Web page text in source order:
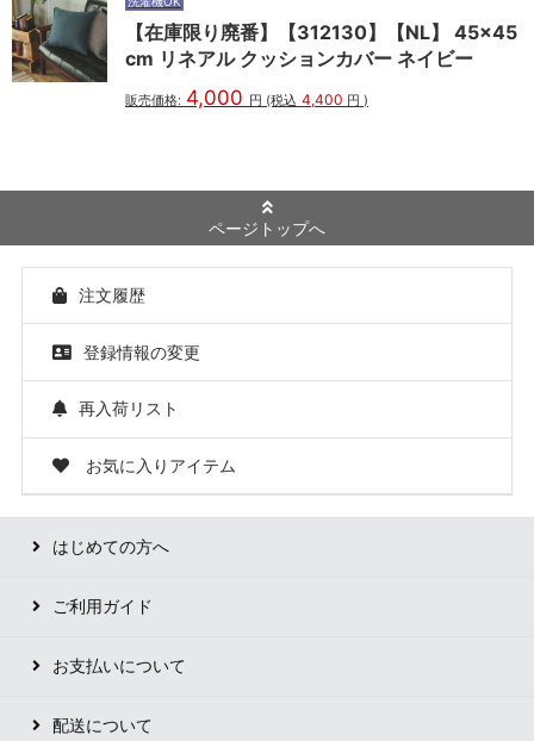
【在庫限り廃番】【312130】【NL】 45×45
cm リネアル クッションカバー ネイビー
販売価格: 4,000 円 (税込 4,400 円 )
ページトップへ
注文履歴
登録情報の変更
再入荷リスト
お気に入りアイテム
はじめての方へ
ご利用ガイド
お支払いについて
配送について